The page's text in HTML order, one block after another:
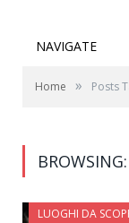
NAVIGATE
Home » Posts
BROWSING:
LUOGHI DA